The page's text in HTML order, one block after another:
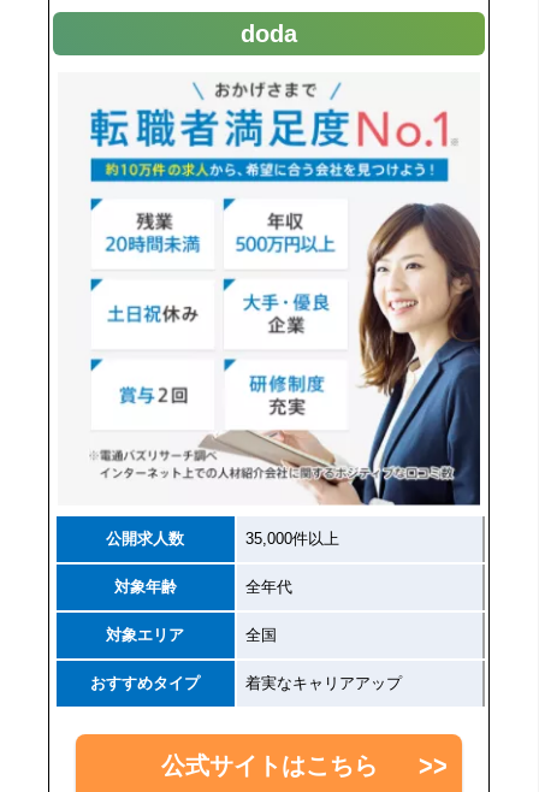
doda
公開求人数 35,000件以上
対象年齢 全年代
対象エリア 全国
おすすめタイプ 着実なキャリアアップ
公式サイトはこちら